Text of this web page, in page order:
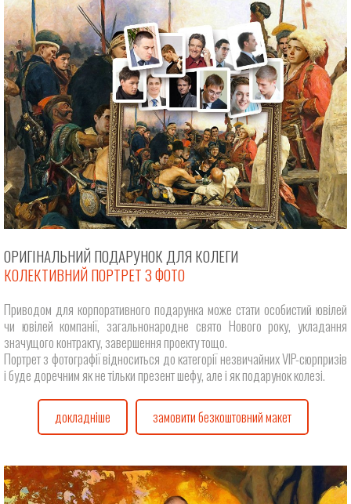
ОРИГІНАЛЬНИЙ ПОДАРУНОК ДЛЯ КОЛЕГИ
КОЛЕКТИВНИЙ ПОРТРЕТ З ФОТО
Приводом для корпоративного подарунка може стати особистий ювілей
чи ювілей компанії, загальнонародне свято Нового року, укладання
значущого контракту, завершення проекту тощо.
Портрет з фотографії відноситься до категорії незвичайних VIP-сюрпризів
і буде доречним як не тільки презент шефу, але і як подарунок колезі.
докладніше замовити безкоштовний макет